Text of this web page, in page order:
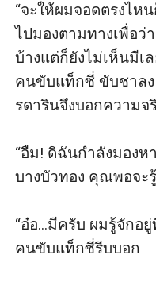
“จะให้ผมจอดตรงไห
ไปมองตามทางเพื่อว่
บ้างแต่ก็ยังไม่เห็นมีเ
คนขับแท็กซี่ ขับชาลง
รดารินจึงบอกความ
“อืม! ดิฉันกำลังมองห
บางบัวทอง คุณพอจะ
“อ๋อ...มีครับ ผมรู้จักอ
คนขับแท็กซี่รีบบอก